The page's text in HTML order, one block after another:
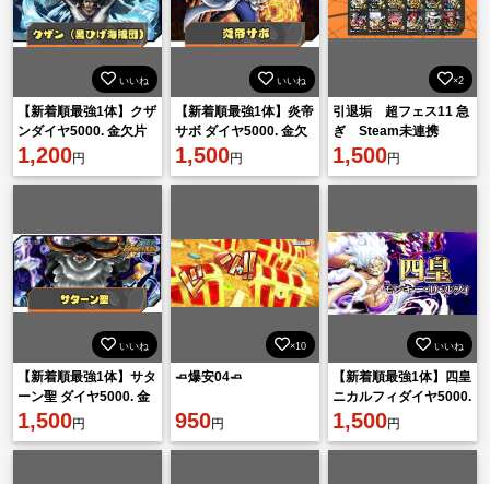
いいね
【新着順最強1体】クザ
ンダイヤ5000. 金欠片
1601機種 IOS
1,200円
いいね
【新着順最強1体】炎帝
サボ ダイヤ5000. 金欠
片1601機種 IOS
1,500円
×2
引退垢 超フェス11 急
ぎ Steam未連携
1,500円
いいね
【新着順最強1体】サタ
ーン聖 ダイヤ5000. 金
欠片1600機種IOS
1,500円
×10
🧈爆安04🧈
950円
いいね
【新着順最強1体】四皇
ニカルフィダイヤ5000.
金欠片1601機種 IOS
1,500円